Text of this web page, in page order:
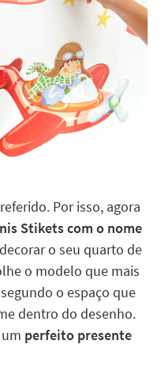
Por isso, agora
Stikets com o nome
o seu quarto de
o modelo que mais
o espaço que
dentro do desenho.
perfeito presente